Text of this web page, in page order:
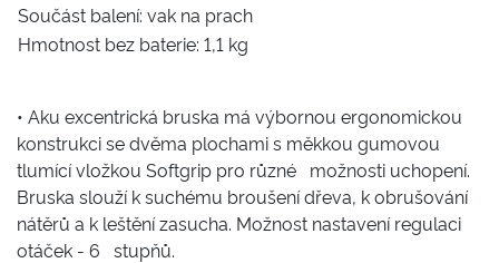
Součást balení: vak na prach
Hmotnost bez baterie: 1,1 kg
• Aku excentrická bruska má výbornou ergonomickou
konstrukci se dvěma plochami s měkkou gumovou
tlumící vložkou Softgrip pro různé možnosti uchopení.
Bruska slouží k suchému broušení dřeva, k obrušování
nátěrů a k leštění zasucha. Možnost nastavení regulaci
otáček - 6 stupňů.